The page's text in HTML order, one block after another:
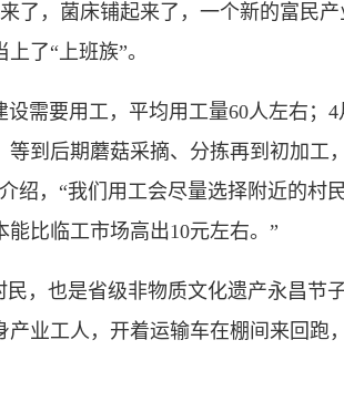
，菌床铺起来了，一个新的富民产
了“上班族”。
要用工，平均用工量60人左右；4
到后期蘑菇采摘、分拣再到初加工
绍，“我们用工会尽量选择附近的村
比临工市场高出10元左右。”
也是省级非物质文化遗产永昌节子
业工人，开着运输车在棚间来回跑